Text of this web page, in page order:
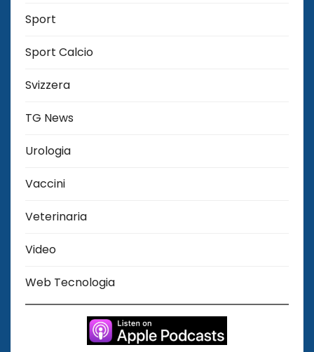
Sport
Sport Calcio
Svizzera
TG News
Urologia
Vaccini
Veterinaria
Video
Web Tecnologia